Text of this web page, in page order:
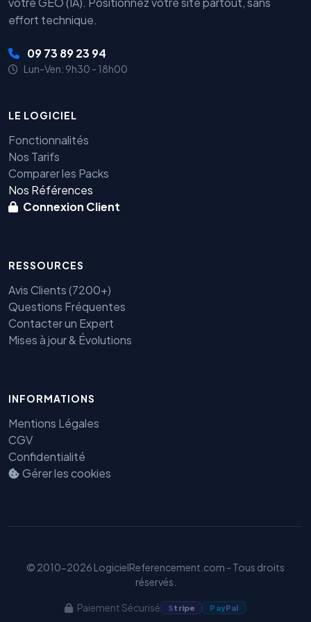
effort technique.
09 73 89 23 94
Lun-Ven: 9h30 - 18h00
LE LOGICIEL
Fonctionnalités
Nos Tarifs
Comparer les Packs
Nos Références
Connexion Client
RESSOURCES
Avis Clients (7200+)
Questions Fréquentes
Contacter un Expert
Mises à jour & Évolutions
INFORMATIONS
Mentions Légales
CGV
Confidentialité
Gérer les cookies
© 2010-2026 LogicielReferencement.com - Tous droits
réservés.
Paiement Sécurisé Stripe PayPal